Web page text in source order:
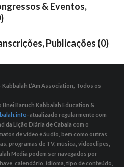
& Eventos,
Publicações (0)
Kabbalah L’Am Association, Todos os
Baruch Kabbalah Education &
- atualizado regularmente com
da Lição Diária de Cabala com o
de vídeo e áudio, bem como outras
programas de TV, música, videoclipes,
Media podem ser navegados por
calendário, idioma, tipo de conteúdo,